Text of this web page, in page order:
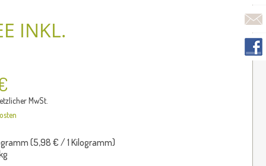
INKL.
MwSt.
(5,98 € / 1 Kilogramm)